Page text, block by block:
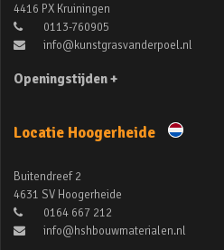
4416 PX Kruiningen
0113-760905
info@kunstgrasvanderpoel.nl
Openingstijden +
Locatie Hoogerheide
Buitendreef 2
4631 SV Hoogerheide
0164 667 212
info@hshbouwmaterialen.nl